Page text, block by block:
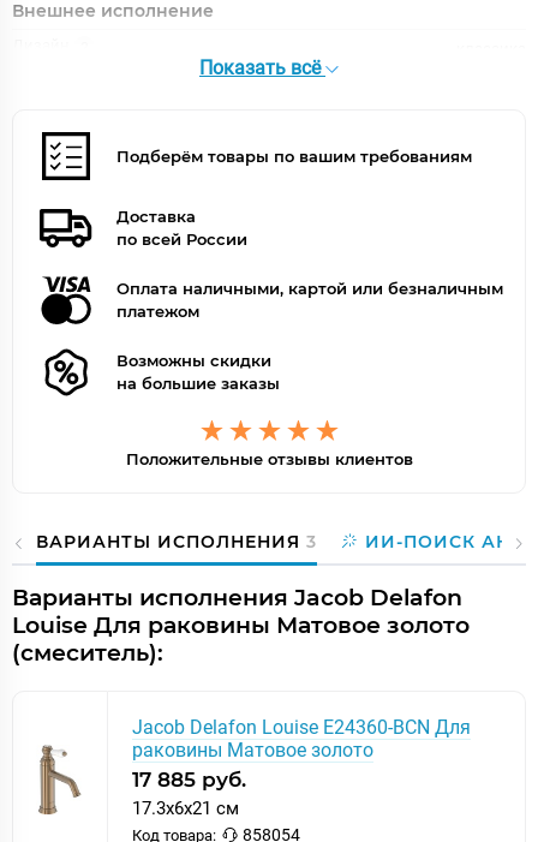
Внешнее исполнение
Цвет точно
Показать всё
Подберём товары по вашим требованиям
Доставка
по всей России
Оплата наличными, картой или безналичным
платежом
Возможны скидки
на большие заказы
Положительные отзывы клиентов
ВАРИАНТЫ ИСПОЛНЕНИЯ 3 ИИ-ПОИСК
Варианты исполнения Jacob Delafon
Louise Для раковины Матовое золото
(смеситель):
Jacob Delafon Louise E24360-BCN Для
раковины Матовое золото
17 885 руб.
17.3x6x21 см
Код товара: 858054